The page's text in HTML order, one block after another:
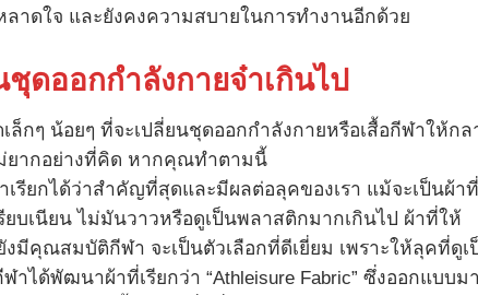
าดใจ และยังคงความสบายในการทำงานอีกด้วย
ดออกกำลังกายจ๋าเกินไป
กๆ น้อยๆ ที่จะเปลี่ยนชุดออกกำลังกายหรือเสื้อกีฬาให้กล
ยากอย่างที่คิด หากคุณทำตามนี้
าเรียกได้ว่าสำคัญที่สุดและมีผลต่อลุคของเรา แม้จะเป็นผ้าที่
ยบเนียน ไม่มันวาวหรือดูเป็นพลาสติกมากเกินไป ผ้าที่ให้
มีคุณสมบัติกีฬา จะเป็นตัวเลือกที่ดีเยี่ยม เพราะให้ลุคที่ดูเ
ได้พัฒนาผ้าที่เรียกว่า “Athleisure Fabric” ซึ่งออกแบบม